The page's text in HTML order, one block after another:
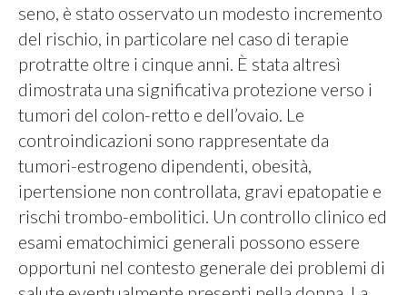
seno, è stato osservato un modesto incremento
del rischio, in particolare nel caso di terapie
protratte oltre i cinque anni. È stata altresì
dimostrata una significativa protezione verso i
tumori del colon-retto e dell’ovaio. Le
controindicazioni sono rappresentate da
tumori-estrogeno dipendenti, obesità,
ipertensione non controllata, gravi epatopatie e
rischi trombo-embolitici. Un controllo clinico ed
esami ematochimici generali possono essere
opportuni nel contesto generale dei problemi di